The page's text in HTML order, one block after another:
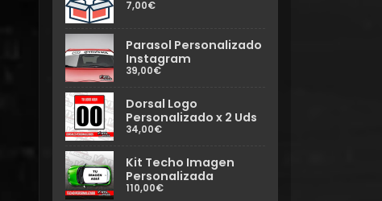
7,00€
Parasol Personalizado
Instagram
39,00€
Dorsal Logo
Personalizado x 2 Uds
34,00€
Kit Techo Imagen
Personalizada
110,00€